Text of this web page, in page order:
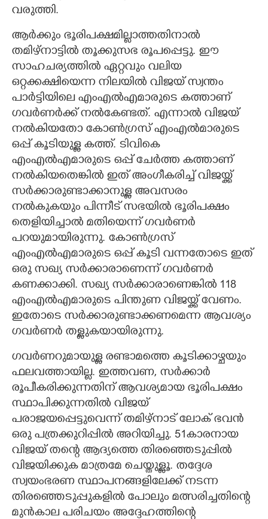
വരുത്തി.
ആർക്കും ഭൂരിപക്ഷമില്ലാത്തതിനാൽ
തമിഴ്നാട്ടിൽ തൂക്കുസഭ രൂപപ്പെട്ടു. ഈ
സാഹചര്യത്തിൽ ഏറ്റവും വലിയ
ഒറ്റക്കക്ഷിയെന്ന നിലയിൽ വിജയ് സ്വന്തം
പാർട്ടിയിലെ എംഎൽഎമാരുടെ കത്താണ്
ഗവർണർക്ക് നൽകേണ്ടത്. എന്നാൽ വിജയ്
നൽകിയതോ കോൺഗ്രസ് എംഎൽമാരുടെ
ഒപ്പ് കൂടിയുള്ള കത്ത്. ടിവികെ
എംഎൽഎമാരുടെ ഒപ്പ് ചേർത്ത കത്താണ്
നൽകിയതെങ്കിൽ ഇത് അംഗീകരിച്ച് വിജയ്ക്ക്
സർക്കാരുണ്ടാക്കാനുള്ള അവസരം
നൽകുകയും പിന്നീട് സഭയിൽ ഭൂരിപക്ഷം
തെളിയിച്ചാൽ മതിയെന്ന് ഗവർണർ
പറയുമായിരുന്നു. കോൺഗ്രസ്
എംഎൽഎമാരുടെ ഒപ്പ് കൂടി വന്നതോടെ ഇത്
ഒരു സഖ്യ സർക്കാരാണെന്ന് ഗവർണർ
കണക്കാക്കി. സഖ്യ സർക്കാരാണെങ്കിൽ 118
എംഎൽഎമാരുടെ പിന്തുണ വിജയ്ക്ക് വേണം.
ഇതോടെ സർക്കാരുണ്ടാക്കണമെന്ന ആവശ്യം
ഗവർണർ തള്ളുകയായിരുന്നു.
ഗവർണറുമായുള്ള രണ്ടാമത്തെ കൂടിക്കാഴ്ചയും
ഫലവത്തായില്ല. ഇത്തവണ, സർക്കാർ
രൂപീകരിക്കുന്നതിന് ആവശ്യമായ ഭൂരിപക്ഷം
സ്ഥാപിക്കുന്നതിൽ വിജയ്
പരാജയപ്പെട്ടുവെന്ന് തമിഴ്നാട് ലോക് ഭവൻ
ഒരു പത്രക്കുറിപ്പിൽ അറിയിച്ചു. 51കാരനായ
വിജയ് തന്റെ ആദ്യത്തെ തിരഞ്ഞെടുപ്പിൽ
വിജയിക്കുക മാത്രമേ ചെയ്തുള്ളൂ. തദ്ദേശ
സ്വയംഭരണ സ്ഥാപനങ്ങളിലേക്ക് നടന്ന
തിരഞ്ഞെടുപ്പുകളിൽ പോലും മത്സരിച്ചതിന്റെ
മുൻകാല പരിചയം അദ്ദേഹത്തിന്റെ